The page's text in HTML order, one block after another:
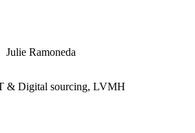
Julie Ramoneda
& Digital sourcing, LVMH